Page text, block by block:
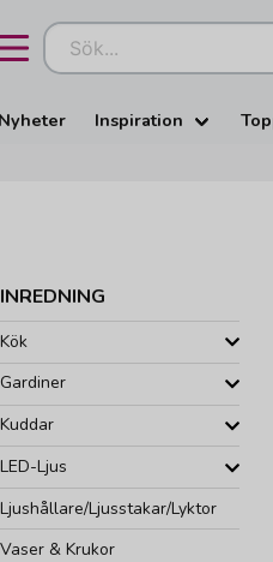
Sök...
Inspiration
INREDNING
Kök
Gardiner
Kuddar
LED-Ljus
Ljushållare/Ljusstakar/Lyktor
Vaser & Krukor